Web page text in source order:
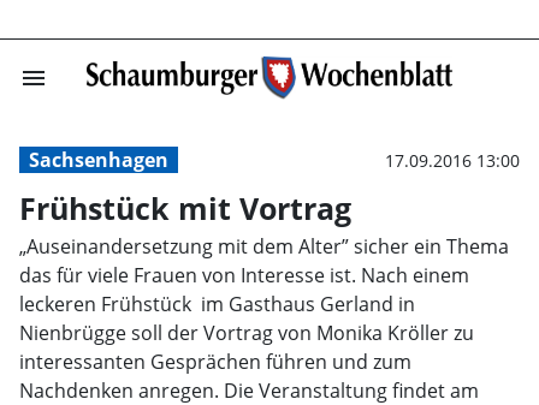
menu Frühstück mit
Sachsenhagen 17.09.2016 13:00
Frühstück mit Vortrag
„Auseinandersetzung mit dem Alter” sicher ein Thema
das für viele Frauen von Interesse ist. Nach einem
leckeren Frühstück im Gasthaus Gerland in
Nienbrügge soll der Vortrag von Monika Kröller zu
interessanten Gesprächen führen und zum
Nachdenken anregen. Die Veranstaltung findet am